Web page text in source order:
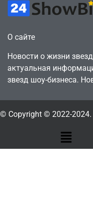
О сайте
Новости о жизни
актуальная
звезд шоу-бизнеса.
© Copyright © 2022-2024.